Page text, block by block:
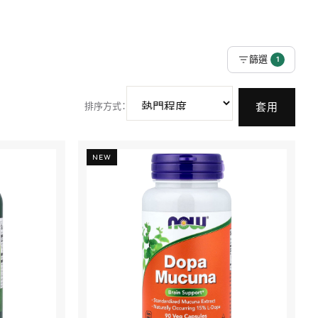
篩選 1
排序方式： 套用
NEW